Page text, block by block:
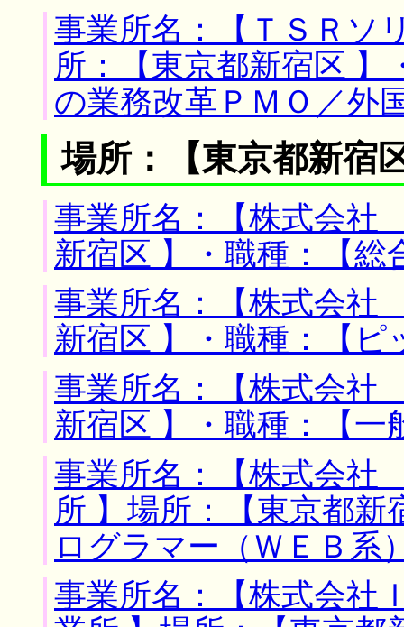
事業所名：【ＴＳＲソ
所：【東京都新宿区
の業務改革ＰＭＯ／外
場所：【東京都新宿
事業所名：【株式会社
新宿区 】・職種：【
事業所名：【株式会社
新宿区 】・職種：【
事業所名：【株式会社
新宿区 】・職種：【
事業所名：【株式会
所 】場所：【東京都
ログラマー（ＷＥＢ
事業所名：【株式会